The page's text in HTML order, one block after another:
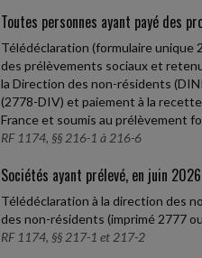
Toutes personnes ayant payé des
Télédéclaration (formulaire
des prélèvements sociaux et
la Direction des non-résidents
(2778-DIV) et paiement à la
France et soumis au prélèvement
RF 1174, §§ 216-1 à 216-6
Sociétés ayant prélevé, en juin
Télédéclaration à la direction des
des non-résidents (imprimé 2777
RF 1174, §§ 217-1 et 217-2